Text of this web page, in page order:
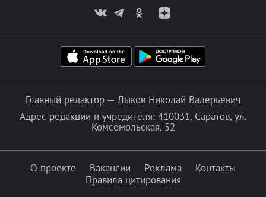
Главный редактор — Лыков Николай Валерьевич
Адрес редакции и учредителя: 410031, Саратов, ул.
Комсомольская, 52
О проекте Вакансии Реклама
Контакты
Правила цитирования